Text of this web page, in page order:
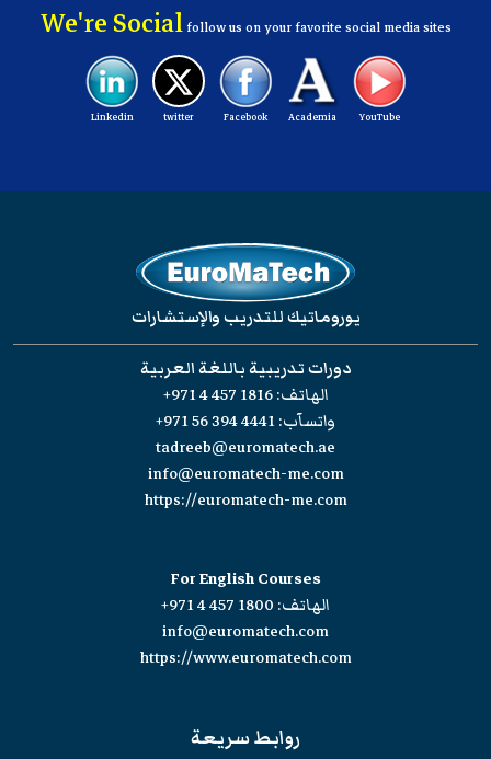
We're Socialfollow us on your favorite social media sites
YouTube
Academia
Facebook
twitter
Linkedin
يوروماتيك للتدريب والإستشارات
دورات تدريبية باللغة العربية
الهاتف:+971 4 457 1816
واتسآب:+971 56 394 4441
tadreeb@euromatech.ae
info@euromatech-me.com
https://euromatech-me.com
For English Courses
الهاتف: +971 4 457 1800
info@euromatech.com
https://www.euromatech.com
روابط سريعة